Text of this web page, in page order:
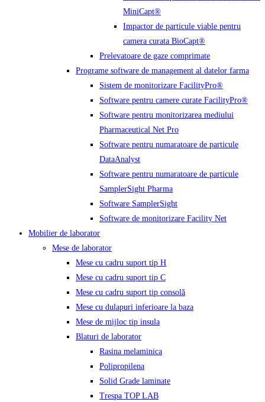
MiniCapt®
Impactor de particule viable pentru
camera curata BioCapt®
Prelevatoare de gaze comprimate
Programe software de management al datelor farma
Sistem de monitorizare FacilityPro®
Software pentru camere curate FacilityPro®
Software pentru monitorizarea mediului
Pharmaceutical Net Pro
Software pentru numaratoare de particule
DataAnalyst
Software pentru numaratoare de particule
SamplerSight Pharma
Software SamplerSight
Software de monitorizare Facility Net
Mobilier de laborator
Mese de laborator
Mese cu cadru suport tip H
Mese cu cadru suport tip C
Mese cu cadru suport tip consolă
Mese cu dulapuri inferioare la baza
Mese de mijloc tip insula
Blaturi de laborator
Rasina melaminica
Polipropilena
Solid Grade laminate
Trespa TOP LAB